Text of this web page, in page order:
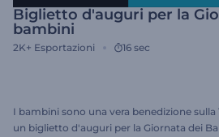
Biglietto d'auguri per la
bambini
2K+ Esportazioni 16 sec
I bambini sono una vera benedizione sulla
un biglietto d'auguri per la Giornata dei